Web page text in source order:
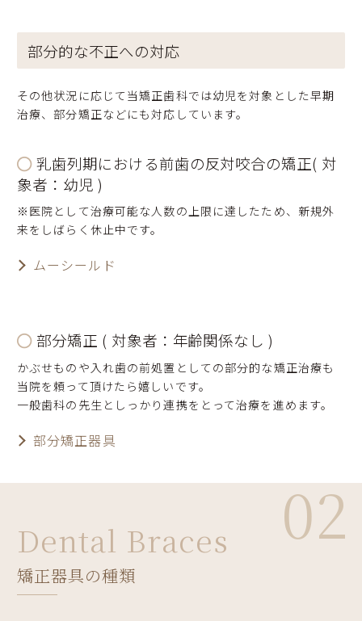
部分的な不正への対応
その他状況に応じて当矯正歯科では幼児を対象とした早期
治療、部分矯正などにも対応しています。
乳歯列期における前歯の反対咬合の矯正( 対
象者：幼児 )
※医院として治療可能な人数の上限に達したため、新規外
来をしばらく休止中です。
ムーシールド
部分矯正 ( 対象者：年齢関係なし )
かぶせものや入れ歯の前処置としての部分的な矯正治療も
当院を頼って頂けたら嬉しいです。
一般歯科の先生としっかり連携をとって治療を進めます。
部分矯正器具
02
Dental Braces
矯正器具の種類